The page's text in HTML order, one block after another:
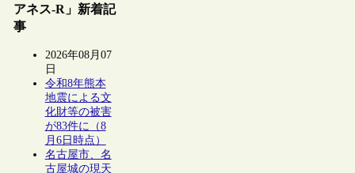
アネス-R」新着記
事
2026年08月07
日
令和8年熊本
地震による文
化財等の被害
が83件に（8
月6日時点）
名古屋市、名
古屋城の現天